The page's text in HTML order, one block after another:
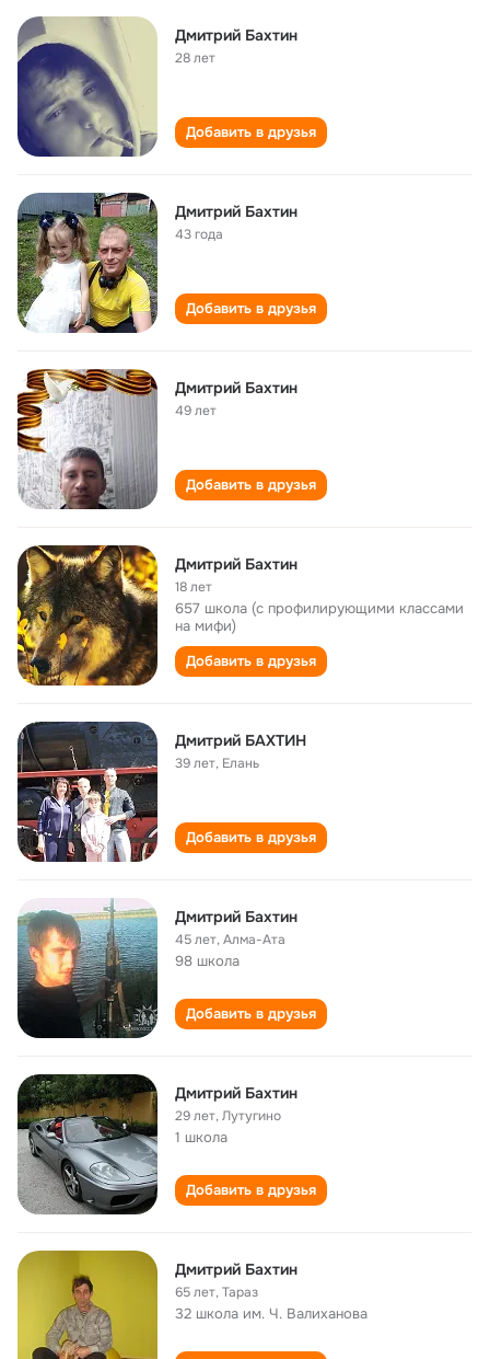
Дмитрий Бахтин
28 лет
Добавить в друзья
Дмитрий Бахтин
43 года
Добавить в друзья
Дмитрий Бахтин
49 лет
Добавить в друзья
Дмитрий Бахтин
18 лет
657 школа (с профилирующими классами
на мифи)
Добавить в друзья
Дмитрий БАХТИН
39 лет, Елань
Добавить в друзья
Дмитрий Бахтин
45 лет,Алма-Ата
98 школа
Добавить в друзья
Дмитрий Бахтин
29 лет,Лутугино
1 школа
Добавить в друзья
Дмитрий Бахтин
65 лет,Тараз
32 школа им. Ч. Валиханова